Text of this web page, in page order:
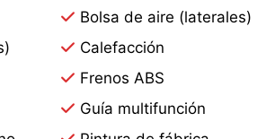
Bolsa de aire (laterales)
Calefacción
Frenos ABS
Guía multifunción